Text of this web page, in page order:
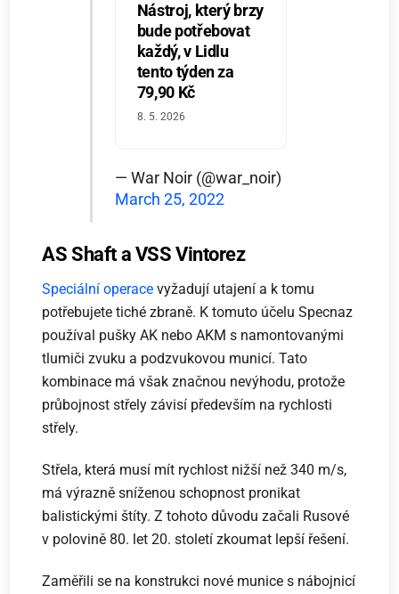
Nástroj, který brzy
bude potřebovat
každý, v Lidlu
tento týden za
79,90 Kč
8. 5. 2026
— War Noir (@war_noir)
March 25, 2022
AS Shaft a VSS Vintorez
Speciální operace vyžadují utajení a k tomu
potřebujete tiché zbraně. K tomuto účelu Specnaz
používal pušky AK nebo AKM s namontovanými
tlumiči zvuku a podzvukovou municí. Tato
kombinace má však značnou nevýhodu, protože
průbojnost střely závisí především na rychlosti
střely.
Střela, která musí mít rychlost nižší než 340 m/s,
má výrazně sníženou schopnost pronikat
balistickými štíty. Z tohoto důvodu začali Rusové
v polovině 80. let 20. století zkoumat lepší řešení.
Zaměřili se na konstrukci nové munice s nábojnicí